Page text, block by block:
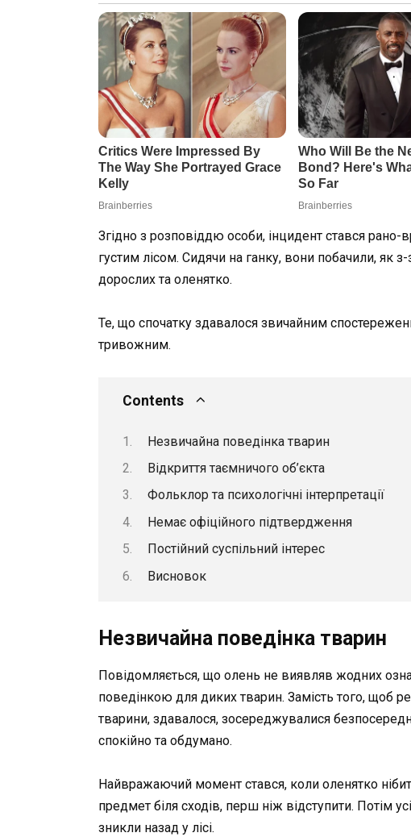
Згідно з розповіддю особи, інцидент стався рано-
густим лісом. Сидячи на ганку, вони побачили, як
дорослих та оленятко.
Те, що спочатку здавалося звичайним
тривожним.
Contents
Незвичайна поведінка тварин
Відкриття таємничого об’єкта
Фольклор та психологічні інтерпретації
Немає офіційного підтвердження
Постійний суспільний інтерес
Висновок
Незвичайна поведінка тварин
Повідомляється, що олень не виявляв жодних
поведінкою для диких тварин. Замість того, щоб
тварини, здавалося, зосереджувалися
спокійно та обдумано.
Найвражаючий момент стався, коли оленятко
предмет біля сходів, перш ніж відступити. Потім
зникли назад у лісі.